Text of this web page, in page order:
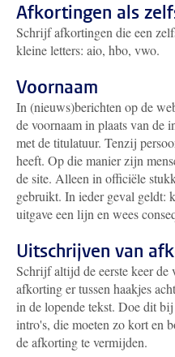
Afkortingen als
Schrijf afkortingen die een
kleine letters: aio, hbo, vwo.
Voornaam
In (nieuws)berichten op de
de voornaam in plaats van de
met de titulatuur. Tenzij
heeft. Op die manier zijn
de site. Alleen in officiële
gebruikt. In ieder geval geldt:
uitgave een lijn en wees
Uitschrijven van
Schrijf altijd de eerste keer de
afkorting er tussen haakjes
in de lopende tekst. Doe dit
intro's, die moeten zo kort en
de afkorting te vermijden.